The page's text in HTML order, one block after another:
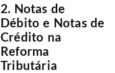
2. Notas de
Débito e Notas de
Crédito na
Reforma
Tributária